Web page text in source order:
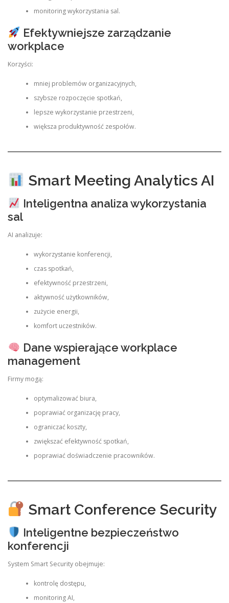
monitoring wykorzystania sal.
Efektywniejsze zarządzanie
workplace
Korzyści:
mniej problemów organizacyjnych,
szybsze rozpoczęcie spotkań,
lepsze wykorzystanie przestrzeni,
większa produktywność zespołów.
Smart Meeting Analytics AI
Inteligentna analiza wykorzystania
sal
AI analizuje:
wykorzystanie konferencji,
czas spotkań,
efektywność przestrzeni,
aktywność użytkowników,
zużycie energii,
komfort uczestników.
Dane wspierające workplace
management
Firmy mogą:
optymalizować biura,
poprawiać organizację pracy,
ograniczać koszty,
zwiększać efektywność spotkań,
poprawiać doświadczenie pracowników.
Smart Conference Security
Inteligentne bezpieczeństwo
konferencji
System Smart Security obejmuje:
kontrolę dostępu,
monitoring AI,